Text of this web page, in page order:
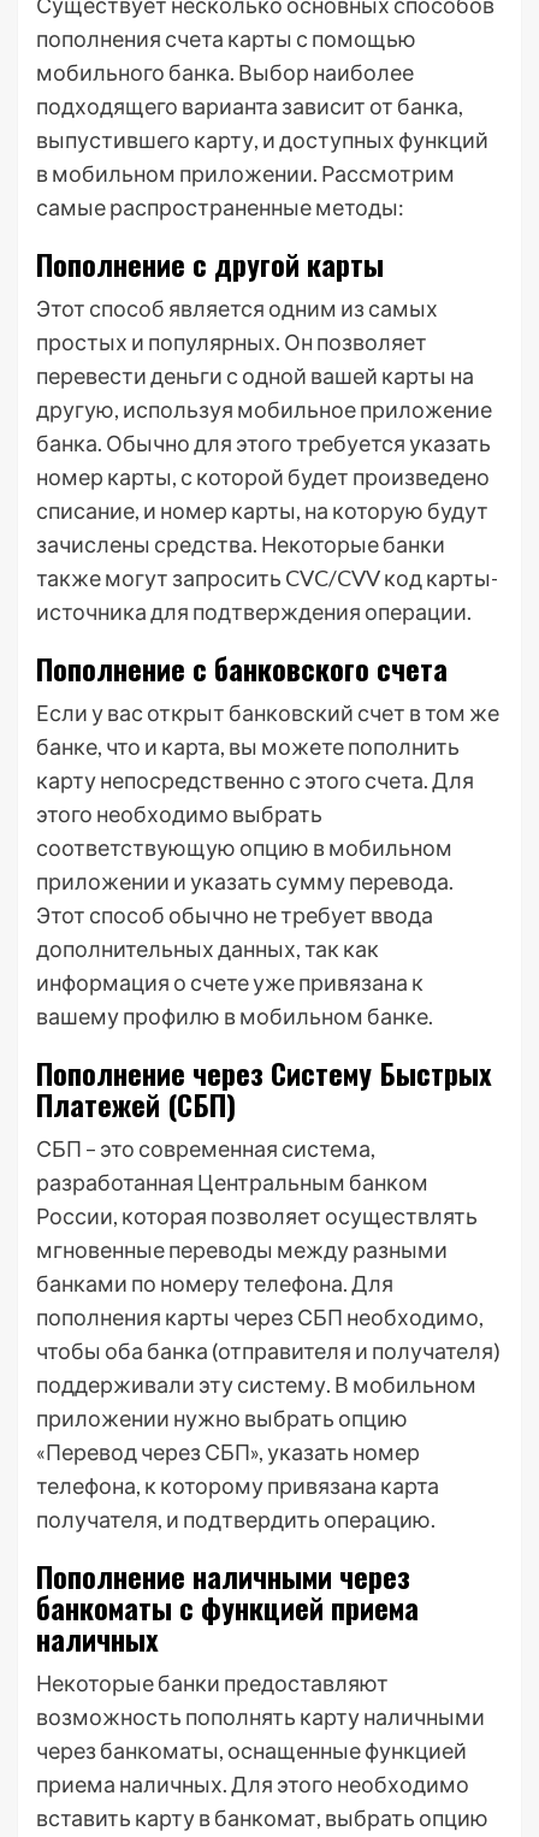
пополнения счета карты с помощью
мобильного банка. Выбор наиболее
подходящего варианта зависит от банка,
выпустившего карту, и доступных функций
в мобильном приложении. Рассмотрим
самые распространенные методы:
Пополнение с другой карты
Этот способ является одним из самых
простых и популярных. Он позволяет
перевести деньги с одной вашей карты на
другую, используя мобильное приложение
банка. Обычно для этого требуется указать
номер карты, с которой будет произведено
списание, и номер карты, на которую будут
зачислены средства. Некоторые банки
также могут запросить CVC/CVV код карты-
источника для подтверждения операции.
Пополнение с банковского счета
Если у вас открыт банковский счет в том же
банке, что и карта, вы можете пополнить
карту непосредственно с этого счета. Для
этого необходимо выбрать
соответствующую опцию в мобильном
приложении и указать сумму перевода.
Этот способ обычно не требует ввода
дополнительных данных, так как
информация о счете уже привязана к
вашему профилю в мобильном банке.
Пополнение через Систему Быстрых
Платежей (СБП)
СБП – это современная система,
разработанная Центральным банком
России, которая позволяет осуществлять
мгновенные переводы между разными
банками по номеру телефона. Для
пополнения карты через СБП необходимо,
чтобы оба банка (отправителя и получателя)
поддерживали эту систему. В мобильном
приложении нужно выбрать опцию
«Перевод через СБП», указать номер
телефона, к которому привязана карта
получателя, и подтвердить операцию.
Пополнение наличными через
банкоматы с функцией приема
наличных
Некоторые банки предоставляют
возможность пополнять карту наличными
через банкоматы, оснащенные функцией
приема наличных. Для этого необходимо
вставить карту в банкомат, выбрать опцию